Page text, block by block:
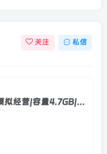
关注 私信
传说酒馆/Ale & Tale Tavern v1.5.17|模拟经营|容量4.7GB|官方中文版